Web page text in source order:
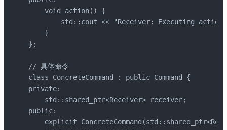
    void action() {
std::cout << "Receiver: Executing
    }
};
// 具体命令
class ConcreteCommand : public Command {
private:
    std::shared_ptr<Receiver> receiver;
public:
explicit